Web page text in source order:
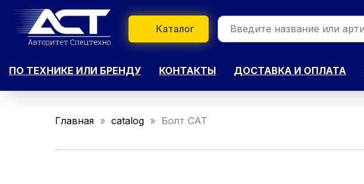
Каталог
ПО ТЕХНИКЕ ИЛИ БРЕНДУ КОНТАКТЫ ДОСТАВКА И ОПЛАТА
Главная catalog Болт CAT